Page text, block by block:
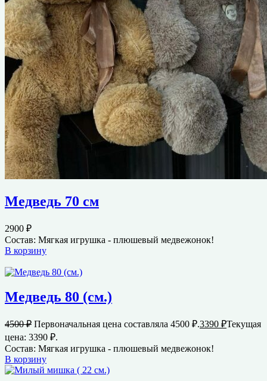
Медведь 70 см
2900 ₽
Состав: Мягкая игрушка - плюшевый медвежонок!
В корзину
Медведь 80 (см.)
4500₽ Первоначальная цена составляла 4500 ₽.3390 ₽Текущая
цена: 3390 ₽.
Состав: Мягкая игрушка - плюшевый медвежонок!
В корзину